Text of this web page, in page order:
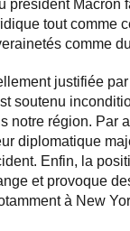
président Macron
tout comme
comme
justifiée
soutenu
notre région. Par
diplomatique
Enfin, la
et provoque
à New